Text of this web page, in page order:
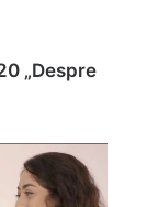
„Despre